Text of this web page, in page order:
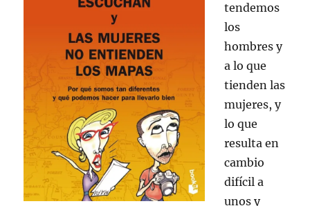
tendemos
los
hombres y
a lo que
tienden las
mujeres, y
lo que
resulta en
cambio
difícil a
unos y